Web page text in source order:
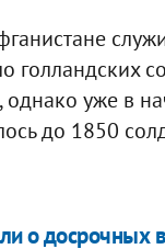
голландских
однако уже в
до 1850
о досрочных